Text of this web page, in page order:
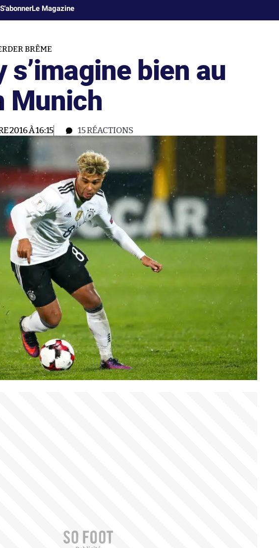
S'abonnerLe Magazine
BRÊME
s’imagine bien au
Munich
2016 À 16:15 15RÉACTIONS